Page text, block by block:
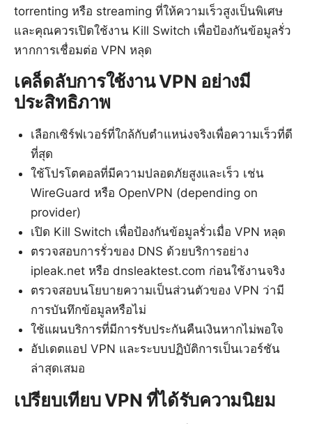
torrenting หรือ streaming ที่ให้ความเร็วสูงเป็นพิเศษ
และคุณควรเปิดใช้งาน Kill Switch เพื่อป้องกันข้อมูลรั่ว
หากการเชื่อมต่อ VPN หลุด
เคล็ดลับการใช้งาน VPN อย่างมี
ประสิทธิภาพ
เลือกเซิร์ฟเวอร์ที่ใกล้กับตำแหน่งจริงเพื่อความเร็วที่ดี
ที่สุด
ใช้โปรโตคอลที่มีความปลอดภัยสูงและเร็ว เช่น
WireGuard หรือ OpenVPN (depending on
provider)
เปิด Kill Switch เพื่อป้องกันข้อมูลรั่วเมื่อ VPN หลุด
ตรวจสอบการรั่วของ DNS ด้วยบริการอย่าง
ipleak.net หรือ dnsleaktest.com ก่อนใช้งานจริง
ตรวจสอบนโยบายความเป็นส่วนตัวของ VPN ว่ามี
การบันทึกข้อมูลหรือไม่
ใช้แผนบริการที่มีการรับประกันคืนเงินหากไม่พอใจ
อัปเดตแอป VPN และระบบปฏิบัติการเป็นเวอร์ชัน
ล่าสุดเสมอ
เปรียบเทียบ VPN ที่ได้รับความนิยม